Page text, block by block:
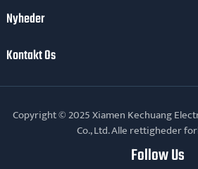
Nyheder
Kontakt Os
Copyright © 2025 Xiamen Kechuang
Co., Ltd. Alle rettigheder
Follow Us